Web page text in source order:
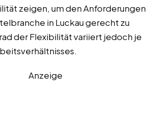
zeigen, um den Anforderungen
in Luckau gerecht zu
der Flexibilität variiert jedoch je
Anzeige